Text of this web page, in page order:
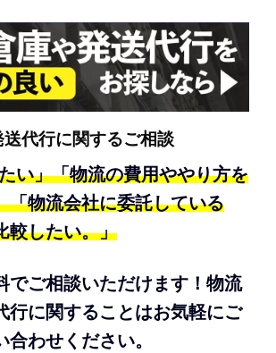
代行に関するご相談
い」「物流の費用ややり方を
「物流会社に委託している
較したい。」
でご相談いただけます！物流
行に関することはお気軽にご
わせください。